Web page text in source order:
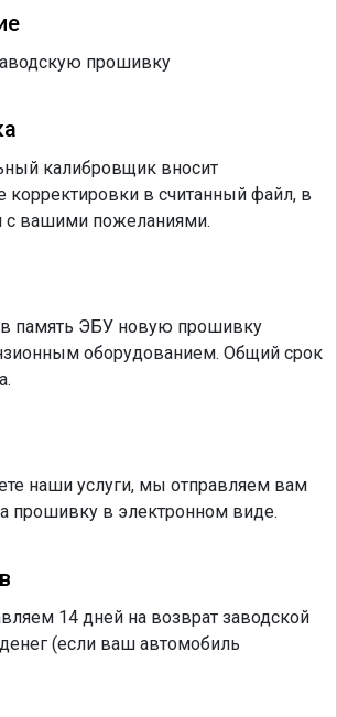
прошивку
калибровщик вносит
корректировки в считанный файл, в
с вашими пожеланиями.
память ЭБУ новую прошивку
оборудованием. Общий срок
наши услуги, мы отправляем вам
прошивку в электронном виде.
14 дней на возврат заводской
(если ваш автомобиль